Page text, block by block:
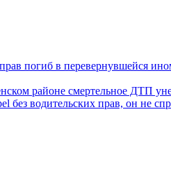
погиб в перевернувшейся
районе смертельное ДТП
без водительских прав, он не